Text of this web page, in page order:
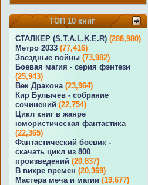
ТОП 10 книг
СТАЛКЕР (S.T.A.L.K.E.R) (288,980)
Метро 2033 (77,416)
Звездные войны (73,982)
Боевая магия - серия фэнтези
(25,943)
Век Дракона (23,964)
Кир Булычев - собрание
сочинений (22,754)
Цикл книг в жанре
юмористическая фантастика
(22,365)
Фантастический боевик -
скачать цикл из 800
произведений (20,837)
В вихре времен (20,369)
Мастера меча и магии (19,677)